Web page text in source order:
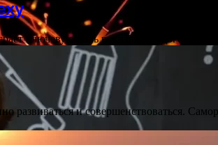
ключевую роль в жизни каждого
и совершенствоваться.